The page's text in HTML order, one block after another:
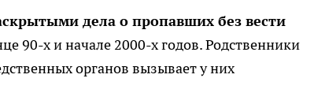
дела о пропавших без вести
90-х и начале 2000-х годов. Родственники
органов вызывает у них